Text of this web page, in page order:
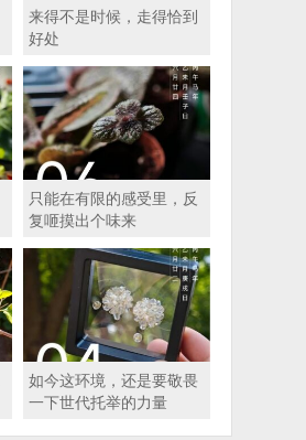
来得不是时候，走得恰到
好处
只能在有限的感受里，反
复咂摸出个味来
如今这环境，还是要敬畏
一下世代托举的力量